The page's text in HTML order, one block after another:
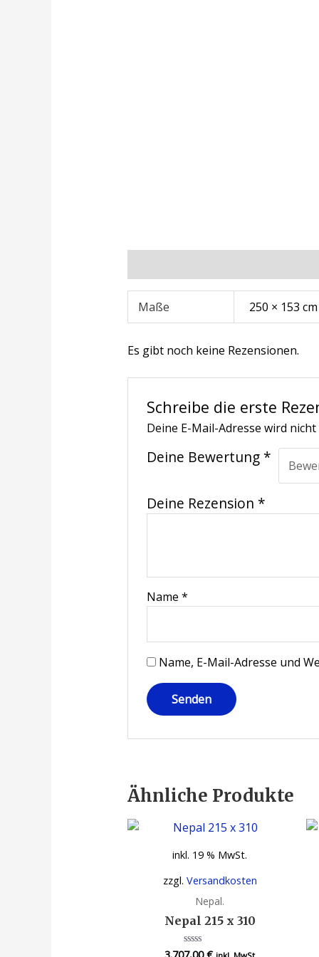
Maße 250 × 153 cm
Es gibt noch keine Rezensionen.
Schreibe die erste
Deine E-Mail-Adresse wird
Deine Bewertung *
Deine Rezension *
Name*
Name, E-Mail-Adresse und
Ähnliche Produkte
inkl. 19 % MwSt.
zzgl. Versandkosten
Nepal.
Nepal 215 x 310
Bewertet
3.707,00€